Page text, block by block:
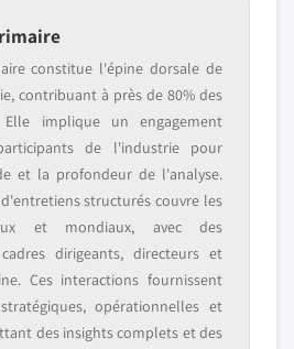
constitue l'épine dorsale de
contribuant à près de 80% des
Elle implique un engagement
de l'industrie pour
et la profondeur de l'analyse.
structurés couvre les
et mondiaux, avec des
dirigeants, directeurs et
Ces interactions fournissent
opérationnelles et
des insights complets et des